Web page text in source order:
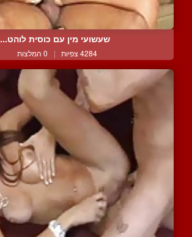
שעשועי מין עם כוסית לוהט...
4284 צפיות | 0 המלצות